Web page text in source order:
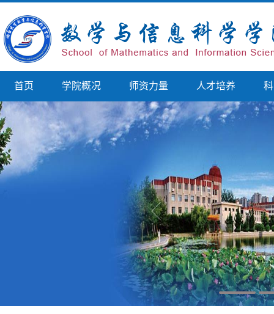
首页 学院概况 师资力量 人才培养